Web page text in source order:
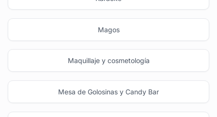
Magos
Maquillaje y cosmetología
Mesa de Golosinas y Candy Bar